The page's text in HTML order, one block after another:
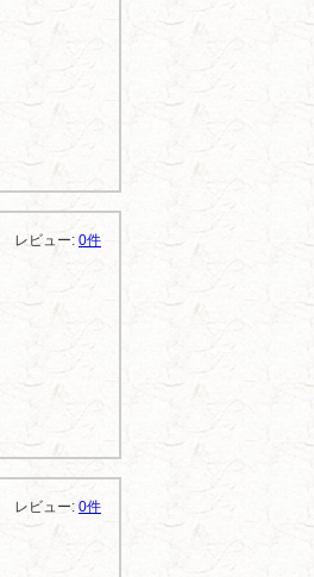
レビュー: 0件
レビュー: 0件